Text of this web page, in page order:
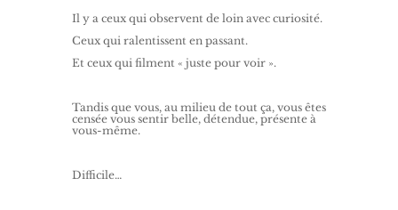
Il y a ceux qui observent de loin avec curiosité.
Ceux qui ralentissent en passant.
Et ceux qui filment « juste pour voir ».
Tandis que vous, au milieu de tout ça, vous êtes
censée vous sentir belle, détendue, présente à
vous-même.
Difficile…